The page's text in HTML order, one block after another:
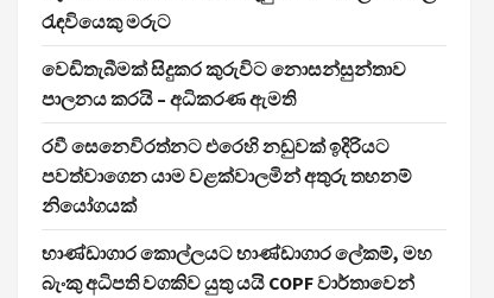
රැඳවියෙකු මරුට
වෙඩිතැබීමක් සිදුකර කුරුවිට නොසන්සුන්තාව
පාලනය කරයි – අධිකරණ ඇමති
රවී සෙනෙවිරත්නට එරෙහි නඩුවක් ඉදිරියට
පවත්වාගෙන යාම වළක්වාලමින් අතුරු තහනම්
නියෝගයක්
භාණ්ඩාගාර කොල්ලයට භාණ්ඩාගාර ලේකම්, මහ
බැංකු අධිපති වගකිව යුතු යයි COPF වාර්තාවෙන්